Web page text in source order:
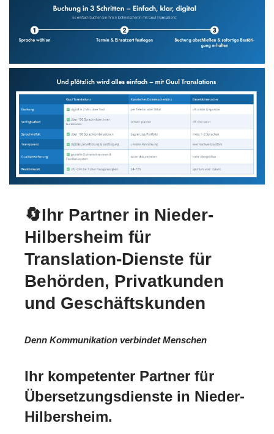
🔄Ihr Partner in Nieder-
Hilbersheim für
Translation-Dienste für
Behörden, Privatkunden
und Geschäftskunden
Denn Kommunikation verbindet Menschen
Ihr kompetenter Partner für
Übersetzungsdienste in Nieder-
Hilbersheim.